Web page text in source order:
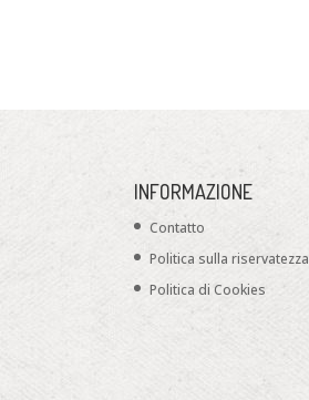
INFORMAZIONE
Contatto
Politica sulla riservatezza
Politica di Cookies